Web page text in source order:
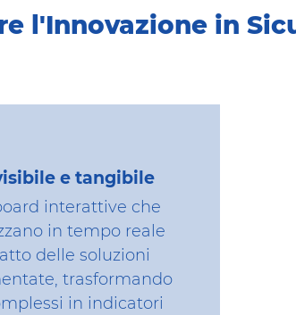
l'Innovazione in
e tangibile
interattive che
in tempo reale
delle soluzioni
trasformando
in indicatori